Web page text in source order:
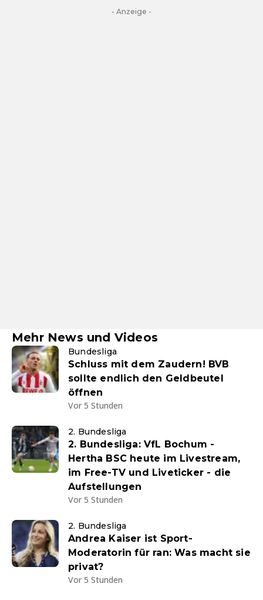
- Anzeige -
Mehr News und Videos
Bundesliga
Schluss mit dem Zaudern! BVB
sollte endlich den Geldbeutel
öffnen
Vor 5 Stunden
2. Bundesliga
2. Bundesliga: VfL Bochum -
Hertha BSC heute im Livestream,
im Free-TV und Liveticker - die
Aufstellungen
Vor 5 Stunden
2. Bundesliga
Andrea Kaiser ist Sport-
Moderatorin für ran: Was macht sie
privat?
Vor 5 Stunden